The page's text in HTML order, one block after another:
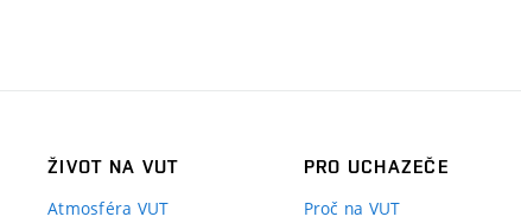
ŽIVOT NA VUT
Atmosféra VUT
PRO UCHAZEČE
Proč na VUT